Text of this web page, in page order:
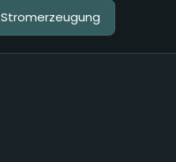
Stromerzeugung